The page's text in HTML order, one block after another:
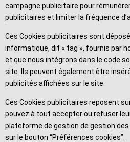
campagne publicitaire pour
publicitaires et limiter la fréquence
Ces Cookies publicitaires sont
informatique, dit « tag », fournis par
et que nous intégrons dans le code
site. Ils peuvent également être
publicités affichées sur le site.
Ces Cookies publicitaires reposent
pouvez à tout accepter ou refuser
plateforme de gestion de gestion
sur le bouton “Préférences cookies”.